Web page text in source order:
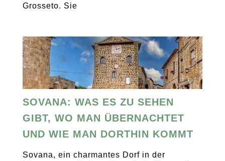
Grosseto. Sie
SOVANA: WAS ES ZU SEHEN
GIBT, WO MAN ÜBERNACHTET
UND WIE MAN DORTHIN KOMMT
Sovana, ein charmantes Dorf in der